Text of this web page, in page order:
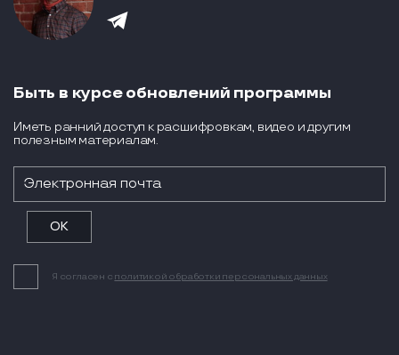
Быть в курсе обновлений программы
Иметь ранний доступ к расшифровкам, видео и другим
полезным материалам.
Я согласен с политикой обработки персональных данных